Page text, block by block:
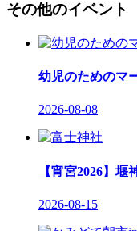
その他のイベント
幼児のためのマ
2026-08-08
【宵宮2026】堰
2026-08-15